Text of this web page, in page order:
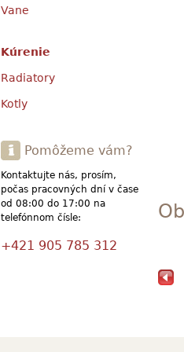
Vane
Kúrenie
Radiatory
Kotly
Pomôžeme vám?
Kontaktujte nás, prosím,
počas pracovných dní v čase
od 08:00 do 17:00 na
telefónnom čísle:
+421 905 785 312